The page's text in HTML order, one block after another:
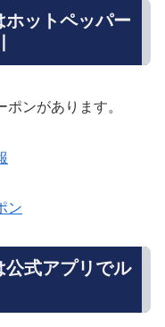
ホットペッパー
ンがあります。
ン
公式アプリでル